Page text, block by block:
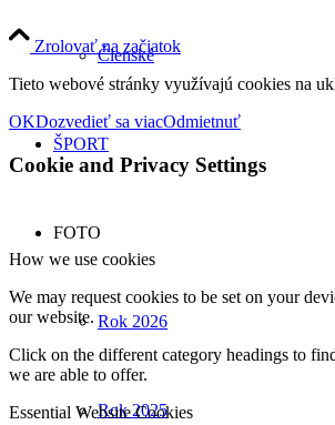
Členské
ŠPORT
FOTO
Rok 2026
Rok 2025
Zrolovať na začiatok
Tieto webové stránky využívajú cookies na
OKDozvedieť sa viacOdmietnuť
Cookie and Privacy Settings
How we use cookies
We may request cookies to be set on your
our website.
Click on the different category headings to
we are able to offer.
Essential Website Cookies